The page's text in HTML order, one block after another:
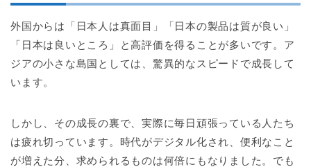
外国からは「日本人は真面目」「日本の製品は質が良い」
「日本は良いところ」と高評価を得ることが多いです。ア
ジアの小さな島国としては、驚異的なスピードで成長して
います。
しかし、その成長の裏で、実際に毎日頑張っている人たち
は疲れ切っています。時代がデジタル化され、便利なこと
が増えた分、求められるものは何倍にもなりました。でも